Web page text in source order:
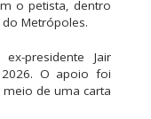
o petista, dentro
Metrópoles.
presidente Jair
O apoio foi
de uma carta